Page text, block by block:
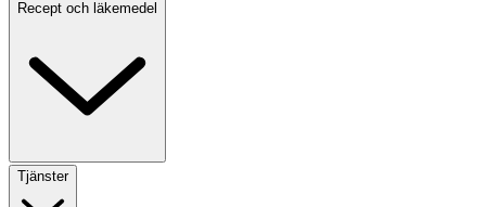
Recept och läkemedel
Tjänster